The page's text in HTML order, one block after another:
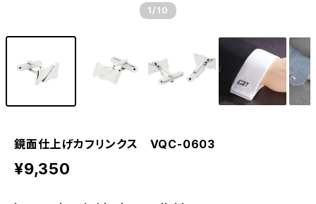
1 /10
鏡面仕上げカフリンクス VQC-0603
¥9,350